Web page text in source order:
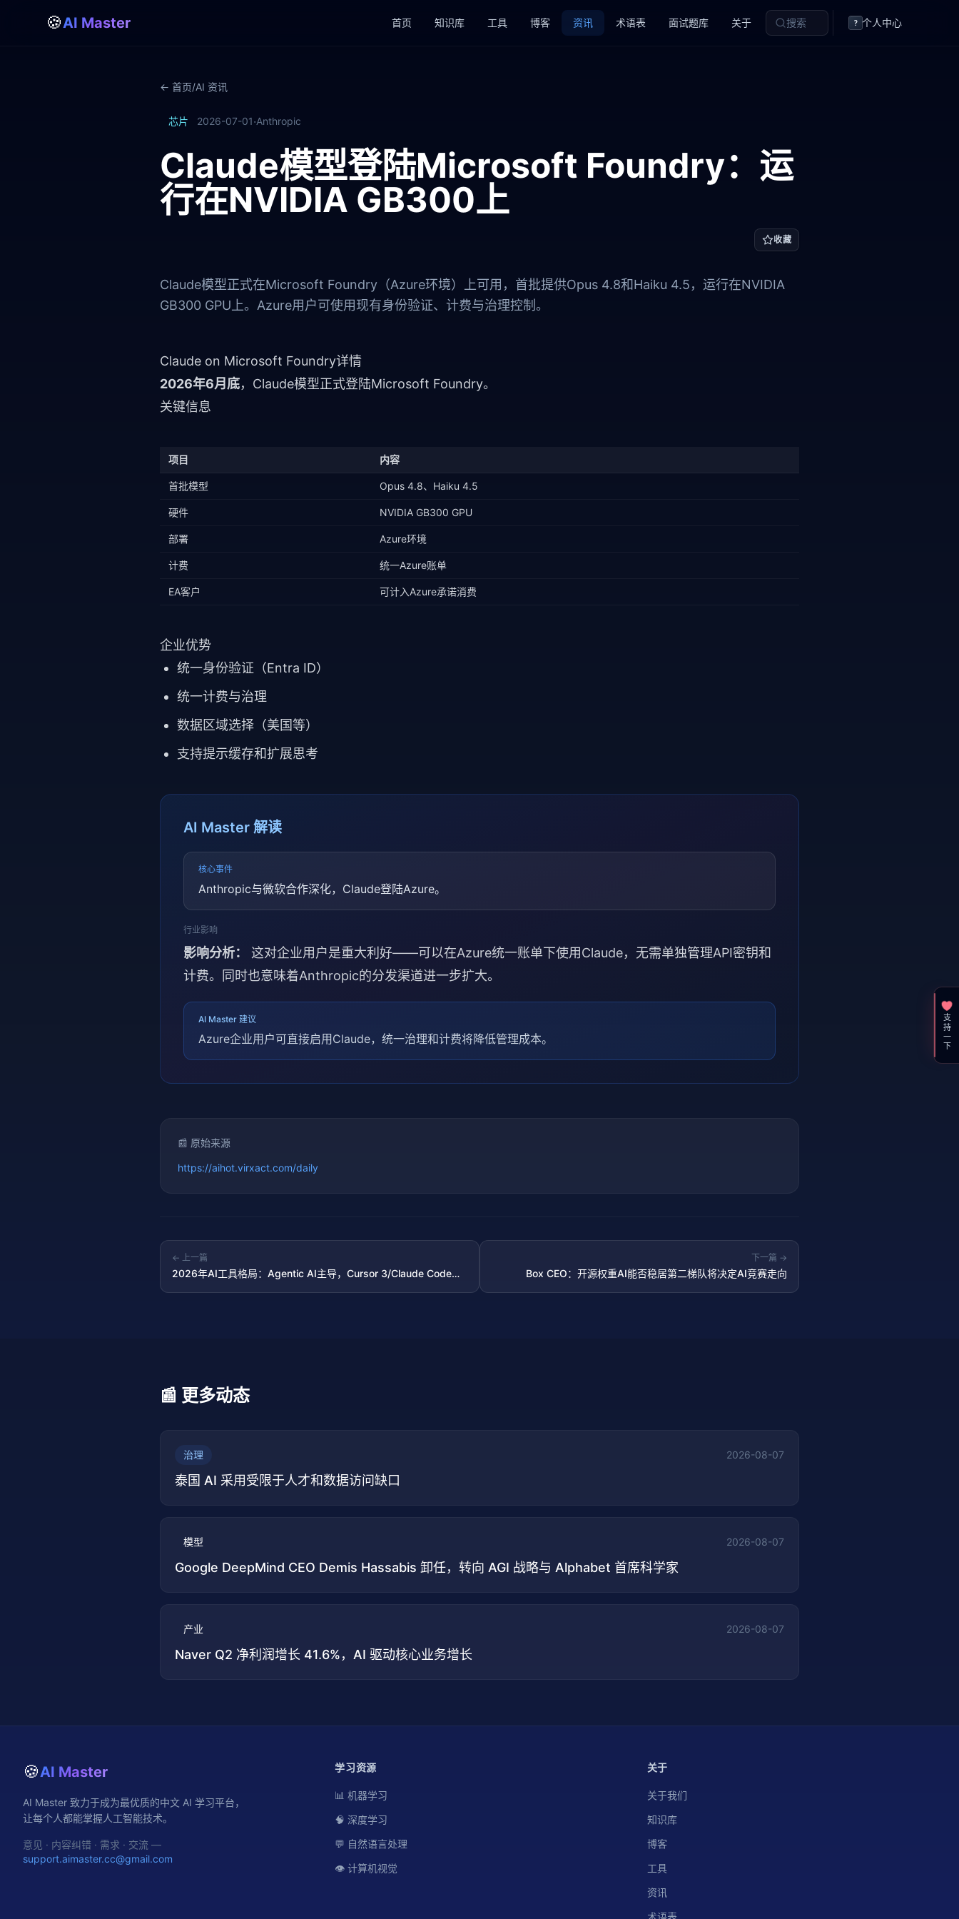
🍪AI Master 首页 知识库 工具 博客 资讯 术语表 面试题库 关于 搜索 ? 个人中心
← 首页/AI 资讯
芯片 2026-07-01·Anthropic
Claude模型登陆Microsoft Foundry：运
行在NVIDIA GB300上
收藏
Claude模型正式在Microsoft Foundry（Azure环境）上可用，首批提供Opus 4.8和Haiku 4.5，运行在NVIDIA
GB300 GPU上。Azure用户可使用现有身份验证、计费与治理控制。
Claude on Microsoft Foundry详情
2026年6月底，Claude模型正式登陆Microsoft Foundry。
关键信息
项目 内容
首批模型 Opus 4.8、Haiku 4.5
硬件 NVIDIA GB300 GPU
部署 Azure环境
计费 统一Azure账单
EA客户 可计入Azure承诺消费
企业优势
统一身份验证（Entra ID）
统一计费与治理
数据区域选择（美国等）
支持提示缓存和扩展思考
AI Master 解读
核心事件
Anthropic与微软合作深化，Claude登陆Azure。
行业影响
影响分析：
这对企业用户是重大利好——可以在Azure统一账单下使用Claude，无需单独管理API密钥和
计费。同时也意味着Anthropic的分发渠道进一步扩大。
AI Master 建议
Azure企业用户可直接启用Claude，统一治理和计费将降低管理成本。
📰 原始来源
https://aihot.virxact.com/daily
← 上一篇
2026年AI工具格局：Agentic AI主导，Cursor 3/Claude Code领
下一篇 →
Box CEO：开源权重AI能否稳居第二梯队将决定AI竞赛走向
📰 更多动态
治理 2026-08-07
泰国 AI 采用受限于人才和数据访问缺口
模型 2026-08-07
Google DeepMind CEO Demis Hassabis 卸任，转向 AGI 战略与 Alphabet 首席科学家
产业 2026-08-07
Naver Q2 净利润增长 41.6%，AI 驱动核心业务增长
🍪AI Master
AI Master 致力于成为最优质的中文 AI 学习平台，
让每个人都能掌握人工智能技术。
意见 · 内容纠错 · 需求 · 交流 —
support.aimaster.cc@gmail.com
学习资源
📊 机器学习
🧠 深度学习
💬 自然语言处理
👁️ 计算机视觉
关于
关于我们
知识库
博客
工具
资讯
术语表
支持一下